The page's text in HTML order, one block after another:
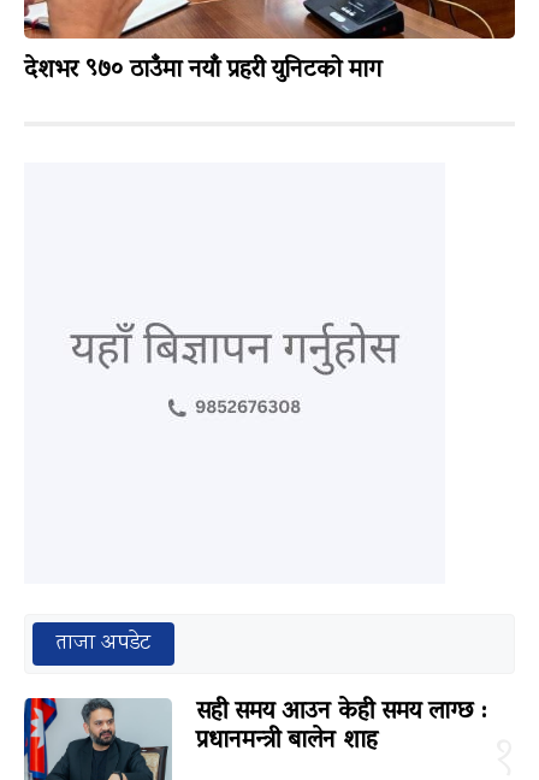
देशभर ९७० ठाउँमा नयाँ प्रहरी युनिटको माग
ताजा अपडेट
सही समय आउन केही समय लाग्छ :
प्रधानमन्त्री बालेन शाह